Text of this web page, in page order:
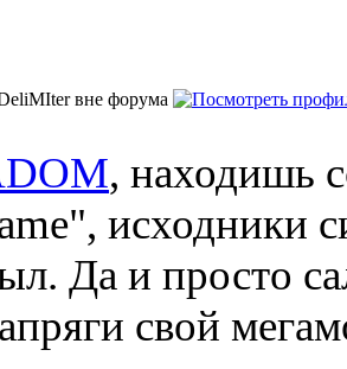
, находишь
исходники
Да и просто
свой